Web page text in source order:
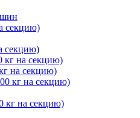
секцию)
секцию)
кг на секцию)
на секцию)
кг на секцию)
кг на секцию)